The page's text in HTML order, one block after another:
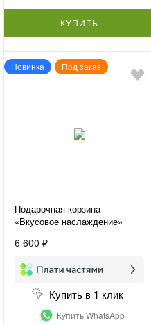
КУПИТЬ
Новинка Под заказ
Подарочная корзина
«Вкусовое наслаждение»
6 600 ₽
Купить в 1 клик
Купить WhatsApp